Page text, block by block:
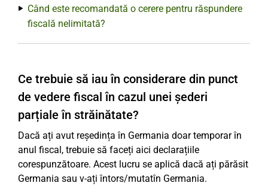
Când este recomandată o cerere pentru răspundere
fiscală nelimitată?
Ce trebuie să iau în considerare din punct
de vedere fiscal în cazul unei șederi
parțiale în străinătate?
Dacă ați avut reședința în Germania doar temporar în
anul fiscal, trebuie să faceți aici declarațiile
corespunzătoare. Acest lucru se aplică dacă ați părăsit
Germania sau v-ați întors/mutatîn Germania.